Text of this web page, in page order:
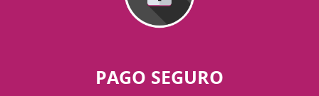
PAGO SEGURO